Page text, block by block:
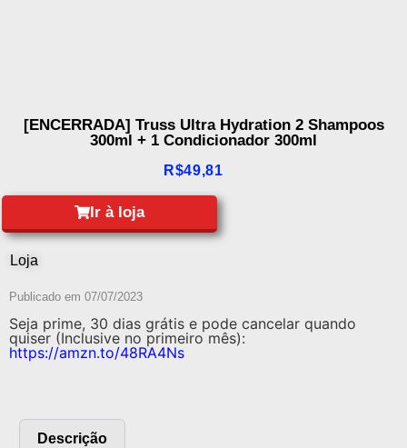
[ENCERRADA] Truss Ultra Hydration 2 Shampoos
300ml + 1 Condicionador 300ml
R$49,81
Ir à loja
Loja
Publicado em 07/07/2023
Seja prime, 30 dias grátis e pode cancelar quando
quiser (Inclusive no primeiro mês):
https://amzn.to/48RA4Ns
Descrição